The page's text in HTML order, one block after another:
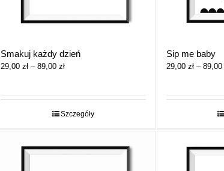
Smakuj każdy dzień
29,00 zł – 89,00 złZakres
29,00 zł
do
Szczegóły
Sip me baby
29,00 zł – 89,00